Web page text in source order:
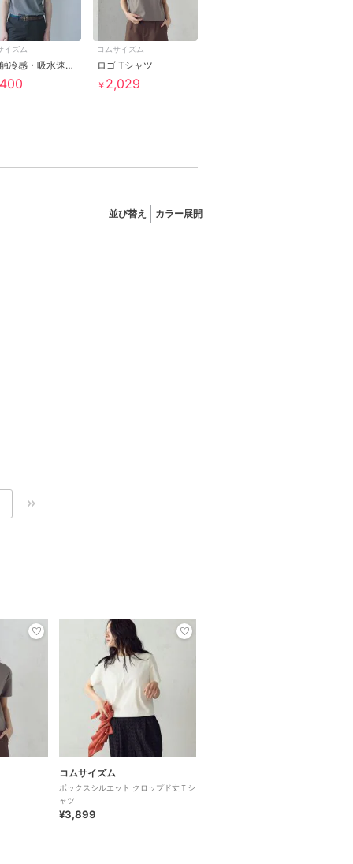
イズム
【接触冷感・吸水速乾】エンブレム ポロシャツ
コムサイズム
ロゴ Tシャツ
￥ 2,029
並び替え カラー展開
コムサイズム
ボックスシルエット クロップド丈Ｔシ
ャツ
¥3,899